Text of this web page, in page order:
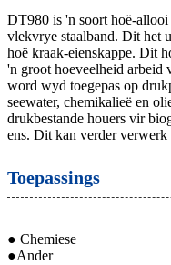
DT980 is 'n soort hoë-allooi
vlekvrye staalband. Dit het
hoë kraak-eienskappe. Dit
'n groot hoeveelheid arbeid
word wyd toegepas op
seewater, chemikalieë en
drukbestande houers vir
ens. Dit kan verder
Toepassings
● Chemiese
●Ander